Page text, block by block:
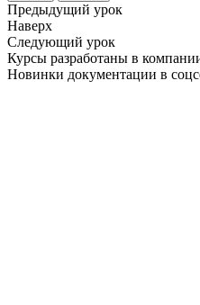
Предыдущий урок
Наверх
Следующий урок
Курсы разработаны в
Новинки документации в